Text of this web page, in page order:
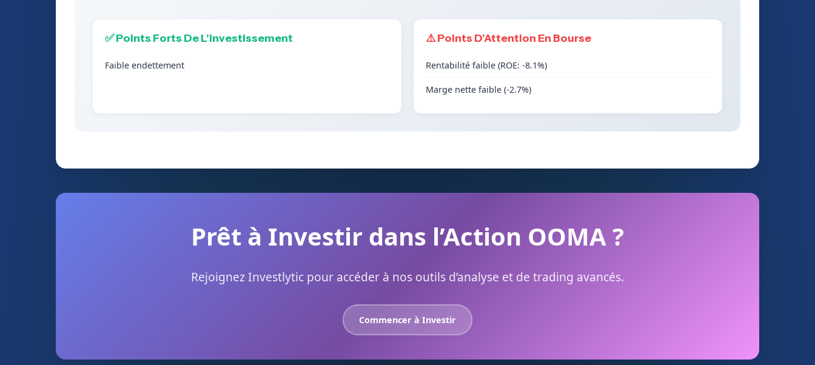
✅ Points Forts De L’Investissement
Faible endettement
⚠️ Points D’Attention En Bourse
Rentabilité faible (ROE: -8.1%)
Marge nette faible (-2.7%)
Prêt à Investir dans l’Action OOMA ?
Rejoignez Investlytic pour accéder à nos outils d’analyse et de trading avancés.
Commencer à Investir